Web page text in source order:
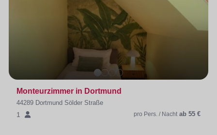
Monteurzimmer in Dortmund
44289 Dortmund Sölder Straße
1 pro Pers. / Nacht ab 55 €